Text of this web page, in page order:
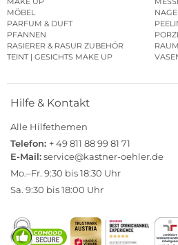
MÖBEL
PARFUM & DUFT
PFANNEN
RASIERER & RASUR ZUBEHÖR
TEINT | GESICHTS MAKE UP
Hilfe & Kontakt
Alle Hilfethemen
Telefon: + 49 811 88 99 81 71
E-Mail:service@kastner-oehler.de
Mo.–Fr. 9:30 bis 18:30 Uhr
Sa. 9:30 bis 18:00 Uhr